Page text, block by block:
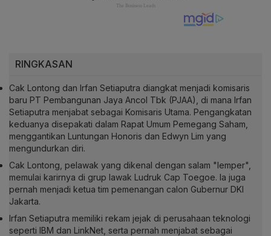
RINGKASAN
Cak Lontong dan Irfan Setiaputra diangkat menjadi komisaris
baru PT Pembangunan Jaya Ancol Tbk (PJAA), di mana Irfan
Setiaputra menjabat sebagai Komisaris Utama. Pengangkatan
keduanya disepakati dalam Rapat Umum Pemegang Saham,
menggantikan Luntungan Honoris dan Edwyn Lim yang
mengundurkan diri.
Cak Lontong, pelawak yang dikenal dengan salam "lemper",
memulai karirnya di grup lawak Ludruk Cap Toegoe. Ia juga
pernah menjadi ketua tim pemenangan calon Gubernur DKI
Jakarta.
Irfan Setiaputra memiliki rekam jejak di perusahaan teknologi
seperti IBM dan LinkNet, serta pernah menjabat sebagai